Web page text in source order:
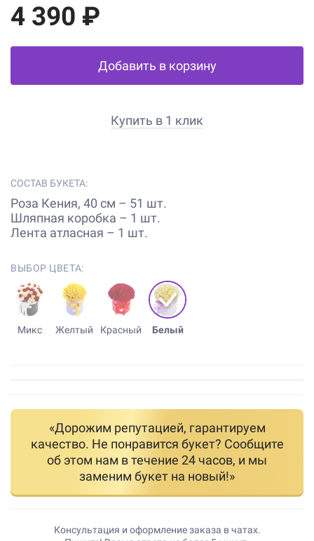
4 390 ₽
Добавить в корзину
Купить в 1 клик
СОСТАВ БУКЕТА:
Роза Кения, 40 см – 51 шт.
Шляпная коробка – 1 шт.
Лента атласная – 1 шт.
ВЫБОР ЦВЕТА:
Микс Желтый Красный Белый
«Дорожим репутацией, гарантируем
качество. Не понравится букет? Сообщите
об этом нам в течение 24 часов, и мы
заменим букет на новый!»
Консультация и оформление заказа в чатах.